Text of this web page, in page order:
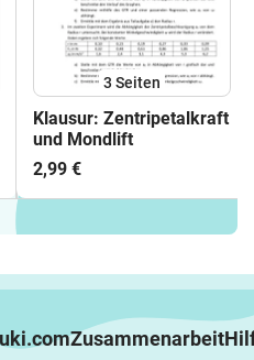
3 Seiten
Klausur: Zentripetalkraft
und Mondlift
2,99 €
Zusammenarbeit